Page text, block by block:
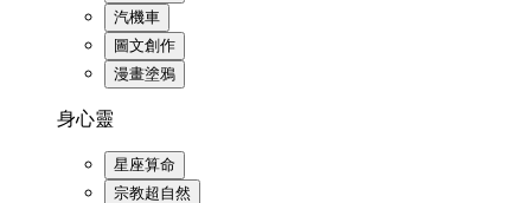
汽機車
圖文創作
漫畫塗鴉
身心靈
星座算命
宗教超自然